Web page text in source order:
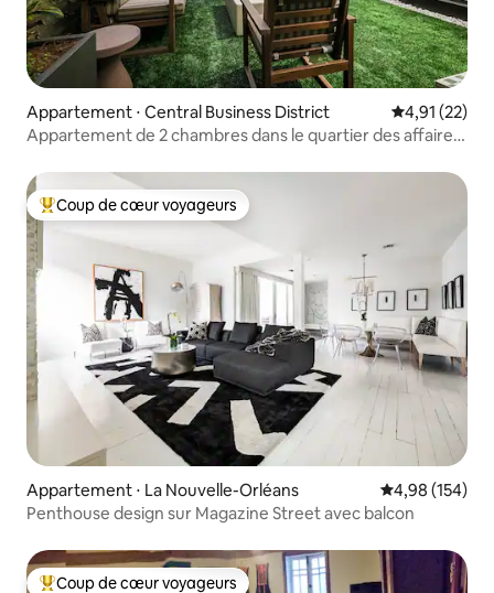
Appartement ⋅ Central Business District Évaluation
4,91 (22)
Appartement de 2 chambres dans le quartier des affaires
Coups de cœur voyageurs les plus appréciés
Coup de cœur voyageurs
Appartement ⋅ La Nouvelle-Orléans Évaluation
4,98 (154)
Penthouse design sur Magazine Street avec balcon
Coup de cœur voyageurs